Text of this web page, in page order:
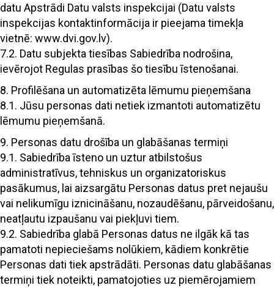
datu Apstrādi Datu valsts inspekcijai (Datu valsts
inspekcijas kontaktinformācija ir pieejama timekļa
vietnē: www.dvi.gov.lv).
7.2. Datu subjekta tiesības Sabiedrība nodrošina,
ievērojot Regulas prasības šo tiesību īstenošanai.
8. Profilēšana un automatizēta lēmumu pieņemšana
8.1. Jūsu personas dati netiek izmantoti automatizētu
lēmumu pieņemšanā.
9. Personas datu drošība un glabāšanas termiņi
9.1. Sabiedrība īsteno un uztur atbilstošus
administratīvus, tehniskus un organizatoriskus
pasākumus, lai aizsargātu Personas datus pret nejaušu
vai nelikumīgu iznicināšanu, nozaudēšanu, pārveidošanu,
neatļautu izpaušanu vai piekļuvi tiem.
9.2. Sabiedrība glabā Personas datus ne ilgāk kā tas
pamatoti nepieciešams nolūkiem, kādiem konkrētie
Personas dati tiek apstrādāti. Personas datu glabāšanas
termiņi tiek noteikti, pamatojoties uz piemērojamiem